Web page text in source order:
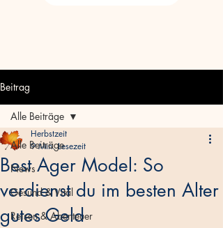
Beitrag
Alle Beiträge
News
Gesund & Vital
Reisen & Abenteuer
Alle Beiträge
Best Ager Model: So
verdienst du im besten Alter
gutes Geld
Herbstzeit
9 Min. Lesezeit